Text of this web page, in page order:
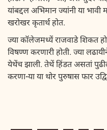
यांबद्दल अभिमान ज्यांनी या भावी
खरोखर कृतार्थ होत.
ज्या कॉलेजमध्यें राजवाडे शिकत
विषण्ण करणारी होती. ज्या
येथेंच झाली. तेथें हिंडत असतां
करणा-या या थोर पुरुषास फार